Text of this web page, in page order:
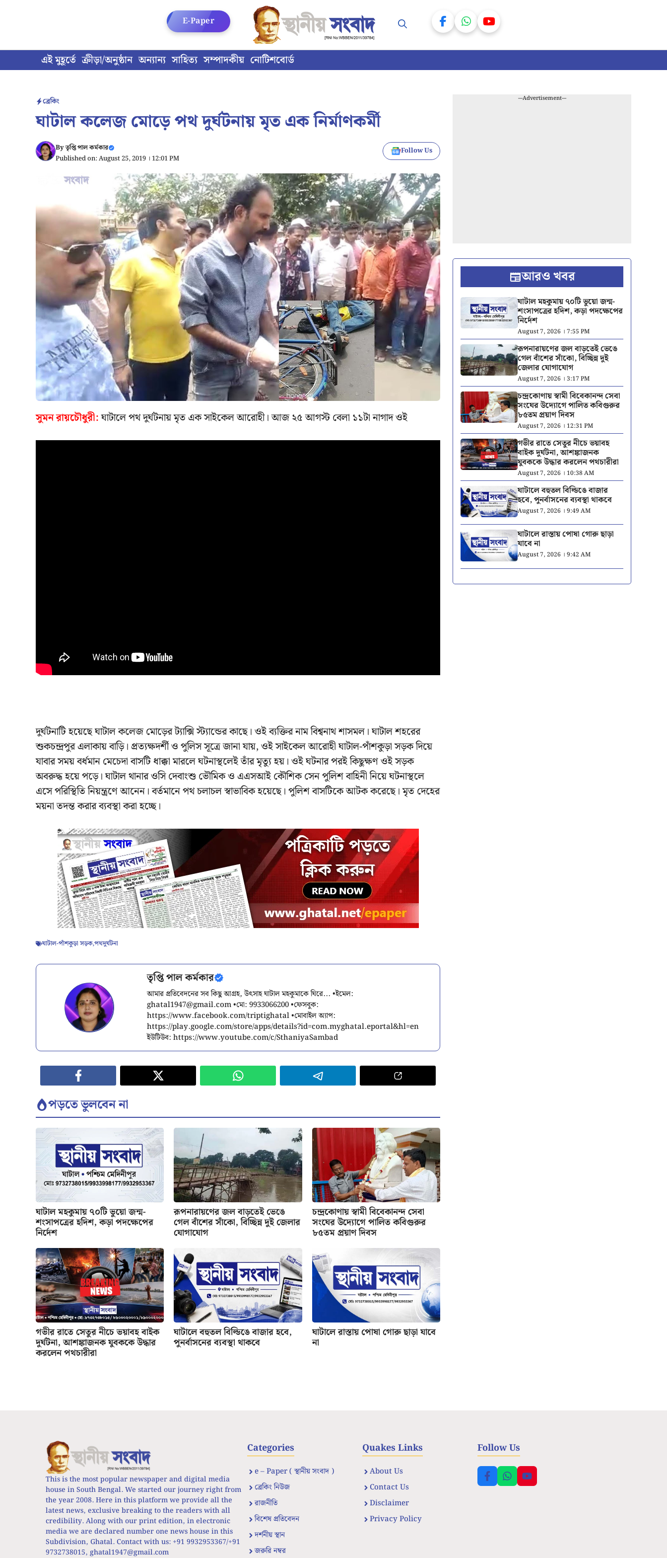
এই মুহূর্তে ক্রীড়া/অনুষ্ঠান অন্যান্য সাহিত্য সম্পাদকীয় নোটিশবোর্ড
E-Paper
ব্রেকিং
ঘাটাল কলেজ মোড়ে পথ দুর্ঘটনায় মৃত এক নির্মাণকর্মী
Byতৃপ্তি পাল কর্মকার
Published on: August 25, 2019 । 12:01 PM
Follow Us
সুমন রায়চৌধুরী:ঘাটালে পথ দুর্ঘটনায় মৃত এক সাইকেল আরোহী। আজ ২৫ আগস্ট বেলা ১১টা নাগাদ ওই
দুর্ঘটনাটি হয়েছে ঘাটাল কলেজ মোড়ের ট্যাক্সি স্ট্যান্ডের কাছে। ওই ব্যক্তির নাম বিশ্বনাথ শাসমল। ঘাটাল শহরের
শুকচন্দ্রপুর এলাকায় বাড়ি। প্রত্যক্ষদর্শী ও পুলিস সূত্রে জানা যায়, ওই সাইকেল আরোহী ঘাটাল-পাঁশকুড়া সড়ক দিয়ে
যাবার সময় বর্ধমান মেচেদা বাসটি ধাক্কা মারলে ঘটনাস্থলেই তাঁর মৃত্যু হয়। ওই ঘটনার পরই কিছুক্ষণ ওই সড়ক
অবরুদ্ধ হয়ে পড়ে। ঘাটাল থানার ওসি দেবাংশু ভৌমিক ও এএসআই কৌশিক সেন পুলিশ বাহিনী নিয়ে ঘটনাস্থলে
এসে পরিস্থিতি নিয়ন্ত্রণে আনেন। বর্তমানে পথ চলাচল স্বাভাবিক হয়েছে। পুলিশ বাসটিকে আটক করেছে। মৃত দেহের
ময়না তদন্ত করার ব্যবস্থা করা হচ্ছে।
ঘাটাল-পাঁশকুড়া সড়ক,পথদুর্ঘটনা
তৃপ্তি পাল কর্মকার
আমার প্রতিবেদনের সব কিছু আগ্রহ, উৎসাহ ঘাটাল মহকুমাকে ঘিরে... •ইমেল:
ghatal1947@gmail.com•মো: 9933066200 •ফেসবুক:
https://www.facebook.com/triptighatal •মোবাইল অ্যাপ:
https://play.google.com/store/apps/details?id=com.myghatal.eportal&hl=en
ইউটিউব: https://www.youtube.com/c/SthaniyaSambad
পড়তে ভুলবেন না
ঘাটাল মহকুমায় ৭০টি ভুয়ো জন্ম-
শংসাপত্রের হদিশ, কড়া পদক্ষেপের
নির্দেশ
রূপনারায়ণের জল বাড়তেই ভেঙে
গেল বাঁশের সাঁকো, বিচ্ছিন্ন দুই জেলার
যোগাযোগ
চন্দ্রকোণায় স্বামী বিবেকানন্দ সেবা
সংঘের উদ্যোগে পালিত কবিগুরুর
৮৫তম প্রয়াণ দিবস
গভীর রাতে সেতুর নীচে ভয়াবহ বাইক
দুর্ঘটনা, আশঙ্কাজনক যুবককে উদ্ধার
করলেন পথচারীরা
ঘাটালে বহুতল বিল্ডিঙে বাজার হবে,
পুনর্বাসনের ব্যবস্থা থাকবে
ঘাটালে রাস্তায় পোষা গোরু ছাড়া যাবে
না
---Advertisement---
আরও খবর
ঘাটাল মহকুমায় ৭০টি ভুয়ো জন্ম-
শংসাপত্রের হদিশ, কড়া পদক্ষেপের
নির্দেশ
August 7, 2026 । 7:55 PM
রূপনারায়ণের জল বাড়তেই ভেঙে
গেল বাঁশের সাঁকো, বিচ্ছিন্ন দুই
জেলার যোগাযোগ
August 7, 2026 । 3:17 PM
চন্দ্রকোণায় স্বামী বিবেকানন্দ সেবা
সংঘের উদ্যোগে পালিত কবিগুরুর
৮৫তম প্রয়াণ দিবস
August 7, 2026 । 12:31 PM
গভীর রাতে সেতুর নীচে ভয়াবহ
বাইক দুর্ঘটনা, আশঙ্কাজনক
যুবককে উদ্ধার করলেন পথচারীরা
August 7, 2026 । 10:38 AM
ঘাটালে বহুতল বিল্ডিঙে বাজার
হবে, পুনর্বাসনের ব্যবস্থা থাকবে
August 7, 2026 । 9:49 AM
ঘাটালে রাস্তায় পোষা গোরু ছাড়া
যাবে না
August 7, 2026 । 9:42 AM
This is the most popular newspaper and digital media
house in South Bengal. We started our journey right from
the year 2008. Here in this platform we provide all the
latest news, exclusive breaking to the readers with all
credibility. Along with our print edition, in electronic
media we are declared number one news house in this
Subdivision, Ghatal. Contact with us: +91 9932953367/+91
9732738015, ghatal1947@gmail.com
Categories
e – Paper ( স্থানীয় সংবাদ )
ব্রেকিং নিউজ
রাজনীতি
বিশেষ প্রতিবেদন
দর্শনীয় স্থান
জরুরি নম্বর
Quakes Links
About Us
Contact Us
Disclaimer
Privacy Policy
Follow Us